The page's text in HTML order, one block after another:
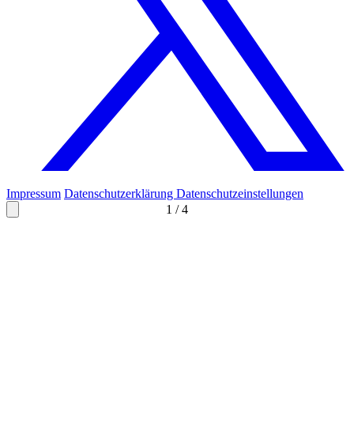
1 /4
Impressum Datenschutzerklärung Datenschutzeinstellungen